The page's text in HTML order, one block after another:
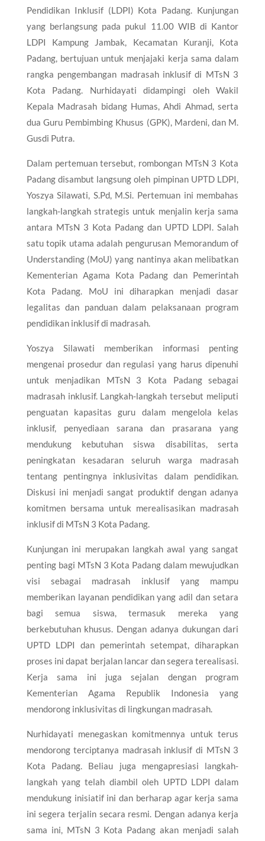
Pendidikan Inklusif (LDPI) Kota Padang. Kunjungan
yang berlangsung pada pukul 11.00 WIB di Kantor
LDPI Kampung Jambak, Kecamatan Kuranji, Kota
Padang, bertujuan untuk menjajaki kerja sama dalam
rangka pengembangan madrasah inklusif di MTsN 3
Kota Padang. Nurhidayati didampingi oleh Wakil
Kepala Madrasah bidang Humas, Ahdi Ahmad, serta
dua Guru Pembimbing Khusus (GPK), Mardeni, dan M.
Gusdi Putra.
Dalam pertemuan tersebut, rombongan MTsN 3 Kota
Padang disambut langsung oleh pimpinan UPTD LDPI,
Yoszya Silawati, S.Pd, M.Si. Pertemuan ini membahas
langkah-langkah strategis untuk menjalin kerja sama
antara MTsN 3 Kota Padang dan UPTD LDPI. Salah
satu topik utama adalah pengurusan Memorandum of
Understanding (MoU) yang nantinya akan melibatkan
Kementerian Agama Kota Padang dan Pemerintah
Kota Padang. MoU ini diharapkan menjadi dasar
legalitas dan panduan dalam pelaksanaan program
pendidikan inklusif di madrasah.
Yoszya Silawati memberikan informasi penting
mengenai prosedur dan regulasi yang harus dipenuhi
untuk menjadikan MTsN 3 Kota Padang sebagai
madrasah inklusif. Langkah-langkah tersebut meliputi
penguatan kapasitas guru dalam mengelola kelas
inklusif, penyediaan sarana dan prasarana yang
mendukung kebutuhan siswa disabilitas, serta
peningkatan kesadaran seluruh warga madrasah
tentang pentingnya inklusivitas dalam pendidikan.
Diskusi ini menjadi sangat produktif dengan adanya
komitmen bersama untuk merealisasikan madrasah
inklusif di MTsN 3 Kota Padang.
Kunjungan ini merupakan langkah awal yang sangat
penting bagi MTsN 3 Kota Padang dalam mewujudkan
visi sebagai madrasah inklusif yang mampu
memberikan layanan pendidikan yang adil dan setara
bagi semua siswa, termasuk mereka yang
berkebutuhan khusus. Dengan adanya dukungan dari
UPTD LDPI dan pemerintah setempat, diharapkan
proses ini dapat berjalan lancar dan segera terealisasi.
Kerja sama ini juga sejalan dengan program
Kementerian Agama Republik Indonesia yang
mendorong inklusivitas di lingkungan madrasah.
Nurhidayati menegaskan komitmennya untuk terus
mendorong terciptanya madrasah inklusif di MTsN 3
Kota Padang. Beliau juga mengapresiasi langkah-
langkah yang telah diambil oleh UPTD LDPI dalam
mendukung inisiatif ini dan berharap agar kerja sama
ini segera terjalin secara resmi. Dengan adanya kerja
sama ini, MTsN 3 Kota Padang akan menjadi salah